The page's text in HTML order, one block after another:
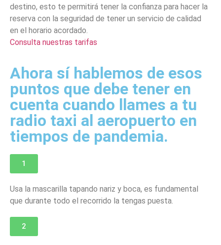
destino, esto te permitirá tener la confianza para hacer la
reserva con la seguridad de tener un servicio de calidad
en el horario acordado.
Consulta nuestras tarifas
Ahora sí hablemos de esos
puntos que debe tener en
cuenta cuando llames a tu
radio taxi al aeropuerto en
tiempos de pandemia.
1
Usa la mascarilla tapando nariz y boca, es fundamental
que durante todo el recorrido la tengas puesta.
2